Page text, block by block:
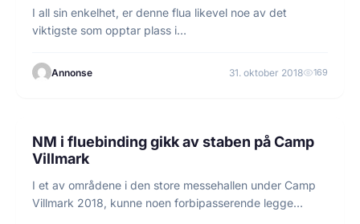
I all sin enkelhet, er denne flua likevel noe av det
viktigste som opptar plass i…
Annonse 31. oktober 2018 169
FISKE
NM i fluebinding gikk av staben på Camp
Villmark
I et av områdene i den store messehallen under Camp
Villmark 2018, kunne noen forbipasserende legge…